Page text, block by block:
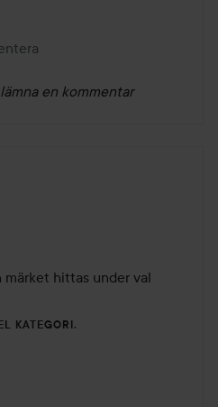
en kommentar
2 år
märket hittas under val
KATEGORI.